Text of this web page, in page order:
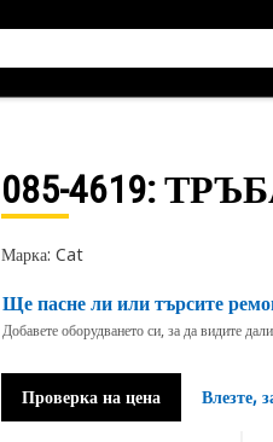
085-4619:
Марка: Cat
Ще пасне ли или търсите
Добавете оборудването си, за да видите
Проверка на цена Влезте,